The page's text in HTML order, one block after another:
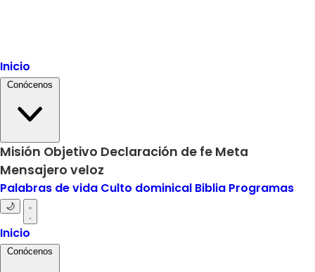
Inicio
Conócenos
Misión Objetivo Declaración de fe Meta
Mensajero veloz
Palabras de vida Culto dominical Biblia Programas
🌙
Inicio
Conócenos